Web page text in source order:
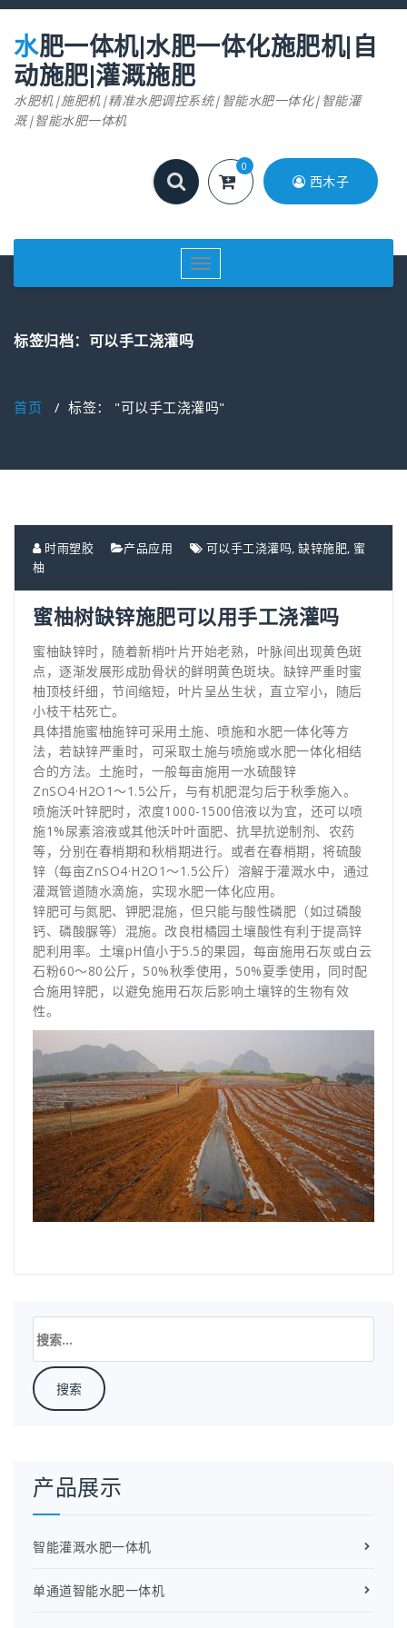
跳
水肥一体机|水肥一体化施肥机|自
动施肥|灌溉施肥
水肥机|施肥机|精准水肥调控系统|智能水肥一体化|智能灌
溉|智能水肥一体机
0
西木子
切
换
标签归档：可以手工浇灌吗
首页 / 标签： "可以手工浇灌吗"
时雨塑胶 产品应用 可以手工浇灌吗, 缺锌施肥, 蜜
柚
蜜柚树缺锌施肥可以用手工浇灌吗
蜜柚缺锌时，随着新梢叶片开始老熟，叶脉间出现黄色斑
点，逐渐发展形成肋骨状的鲜明黄色斑块。缺锌严重时蜜
柚顶枝纤细，节间缩短，叶片呈丛生状，直立窄小，随后
小枝干枯死亡。
具体措施蜜柚施锌可采用土施、喷施和水肥一体化等方
法，若缺锌严重时，可采取土施与喷施或水肥一体化相结
合的方法。土施时，一般每亩施用一水硫酸锌
ZnSO4·H2O1～1.5公斤，与有机肥混匀后于秋季施入。
喷施沃叶锌肥时，浓度1000-1500倍液以为宜，还可以喷
施1%尿素溶液或其他沃叶叶面肥、抗旱抗逆制剂、农药
等，分别在春梢期和秋梢期进行。或者在春梢期，将硫酸
锌（每亩ZnSO4·H2O1～1.5公斤）溶解于灌溉水中，通过
灌溉管道随水滴施，实现水肥一体化应用。
锌肥可与氮肥、钾肥混施，但只能与酸性磷肥（如过磷酸
钙、磷酸脲等）混施。改良柑橘园土壤酸性有利于提高锌
肥利用率。土壤pH值小于5.5的果园，每亩施用石灰或白云
石粉60～80公斤，50%秋季使用，50%夏季使用，同时配
合施用锌肥，以避免施用石灰后影响土壤锌的生物有效
性。
索：
产品展示
智能灌溉水肥一体机
单通道智能水肥一体机